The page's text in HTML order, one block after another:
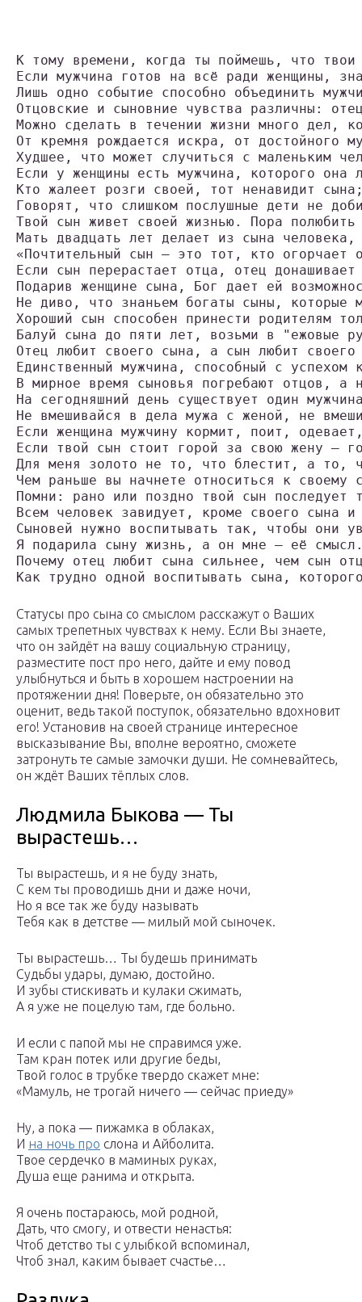
К тому времени, когда ты поймешь, что
Если мужчина готов на всё ради женщины,
Лишь одно событие способно объединить
Отцовские и сыновние чувства различны:
Можно сделать в течении жизни много дел,
От кремня рождается искра, от достойного
Худшее, что может случиться с маленьким
Если у женщины есть мужчина, которого
Кто жалеет розги своей, тот ненавидит
Говорят, что слишком послушные дети не
Твой сын живет своей жизнью. Пора
Мать двадцать лет делает из сына
«Почтительный сын — это тот, кто огорчает
Если сын перерастает отца, отец
Подарив женщине сына, Бог дает ей
Не диво, что знаньем богаты сыны, которые
Хороший сын способен принести родителям
Балуй сына до пяти лет, возьми в "ежовые
Отец любит своего сына, а сын любит своего
Единственный мужчина, способный с
В мирное время сыновья погребают отцов, а
На сегодняшний день существует один
Не вмешивайся в дела мужа с женой, не
Если женщина мужчину кормит, поит,
Если твой сын стоит горой за свою жену –
Для меня золото не то, что блестит, а то,
Чем раньше вы начнете относиться к
Помни: рано или поздно твой сын
Всем человек завидует, кроме своего сына
Сыновей нужно воспитывать так, чтобы они
Я подарила сыну жизнь, а он мне – её
Почему отец любит сына сильнее, чем сын
Как трудно одной воспитывать сына,
Статусы про сына со смыслом расскажут о Ваших
самых трепетных чувствах к нему. Если Вы знаете,
что он зайдёт на вашу социальную страницу,
разместите пост про него, дайте и ему повод
улыбнуться и быть в хорошем настроении на
протяжении дня! Поверьте, он обязательно это
оценит, ведь такой поступок, обязательно вдохновит
его! Установив на своей странице интересное
высказывание Вы, вполне вероятно, сможете
затронуть те самые замочки души. Не сомневайтесь,
он ждёт Ваших тёплых слов.
Людмила Быкова — Ты
вырастешь…
Ты вырастешь, и я не буду знать,
С кем ты проводишь дни и даже ночи,
Но я все так же буду называть
Тебя как в детстве — милый мой сыночек.
Ты вырастешь… Ты будешь принимать
Судьбы удары, думаю, достойно.
И зубы стискивать и кулаки сжимать,
А я уже не поцелую там, где больно.
И если с папой мы не справимся уже.
Там кран потек или другие беды,
Твой голос в трубке твердо скажет мне:
«Мамуль, не трогай ничего — сейчас приеду»
Ну, а пока — пижамка в облаках,
И на ночь про слона и Айболита.
Твое сердечко в маминых руках,
Душа еще ранима и открыта.
Я очень постараюсь, мой родной,
Дать, что смогу, и отвести ненастья:
Чтоб детство ты с улыбкой вспоминал,
Чтоб знал, каким бывает счастье…